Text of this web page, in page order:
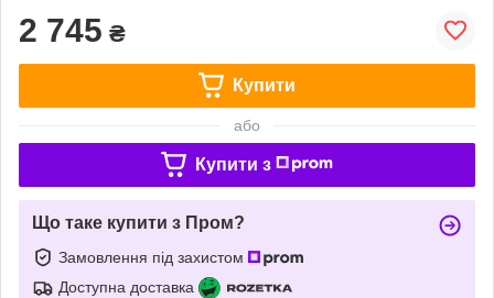
2 745 ₴
Купити
або
Купити з
Що таке купити з Пром?
Замовлення під захистом
Доступна доставка